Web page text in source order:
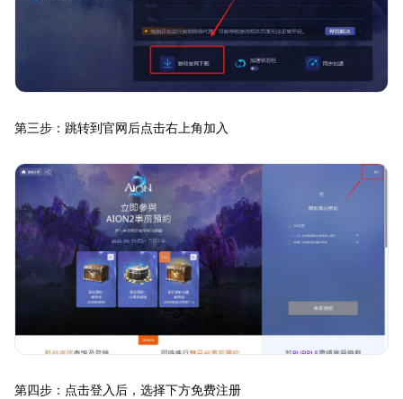
第三步：跳转到官网后点击右上角加入
第四步：点击登入后，选择下方免费注册